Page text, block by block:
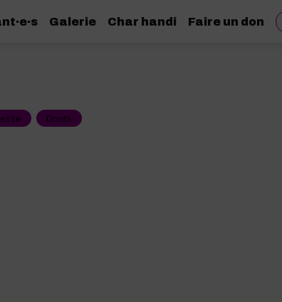
Galerie Char handi Faire un don
Droits